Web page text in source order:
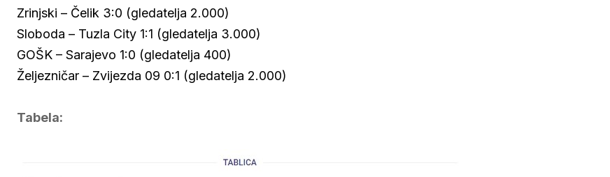
Zrinjski – Čelik 3:0 (gledatelja 2.000)
Sloboda – Tuzla City 1:1 (gledatelja 3.000)
GOŠK – Sarajevo 1:0 (gledatelja 400)
Željezničar – Zvijezda 09 0:1 (gledatelja 2.000)
Tabela: